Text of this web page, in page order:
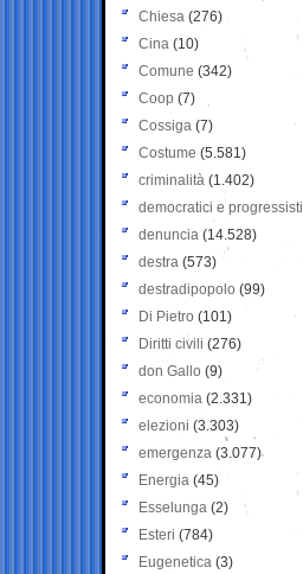
Chiesa (276)
Cina (10)
Comune (342)
Coop (7)
Cossiga (7)
Costume (5.581)
criminalità (1.402)
democratici e progressisti
denuncia (14.528)
destra (573)
destradipopolo (99)
Di Pietro (101)
Diritti civili (276)
don Gallo (9)
economia (2.331)
elezioni (3.303)
emergenza (3.077)
Energia (45)
Esselunga (2)
Esteri (784)
Eugenetica (3)